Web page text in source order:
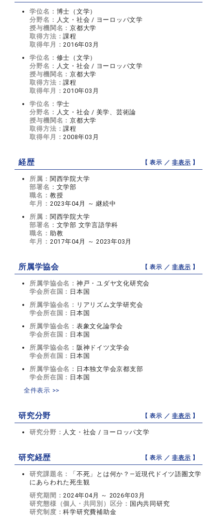
学位名： 博士（文学）
分野名： 人文・社会 / ヨーロッパ文学
授与機関名：京都大学
取得方法：課程
取得年月：2016年03月
学位名： 修士（文学）
分野名： 人文・社会 / ヨーロッパ文学
授与機関名：京都大学
取得方法：課程
取得年月：2010年03月
学位名： 学士
分野名： 人文・社会 / 美学、芸術論
授与機関名：京都大学
取得方法：課程
取得年月：2008年03月
経歴 【 表示 ／非表示 】
所属： 関西学院大学
部署名： 文学部
職名： 教授
年月： 2023年04月 ～ 継続中
所属： 関西学院大学
部署名： 文学部 文学言語学科
職名： 助教
年月： 2017年04月 ～ 2023年03月
所属学協会 【 表示 ／非表示 】
所属学協会名： 神戸・ユダヤ文化研究会
学会所在国： 日本国
所属学協会名： リアリズム文学研究会
学会所在国： 日本国
所属学協会名： 表象文化論学会
学会所在国： 日本国
所属学協会名： 阪神ドイツ文学会
学会所在国： 日本国
所属学協会名： 日本独文学会京都支部
学会所在国： 日本国
全件表示 >>
研究分野 【 表示 ／非表示 】
研究分野： 人文・社会 / ヨーロッパ文学
研究経歴 【 表示 ／非表示 】
研究課題名：
「不死」とは何か？―近現代ドイツ語圏文学
にあらわれた死生観
研究期間：2024年04月 ～ 2026年03月
研究態様（個人・共同別）区分： 国内共同研究
研究制度：科学研究費補助金